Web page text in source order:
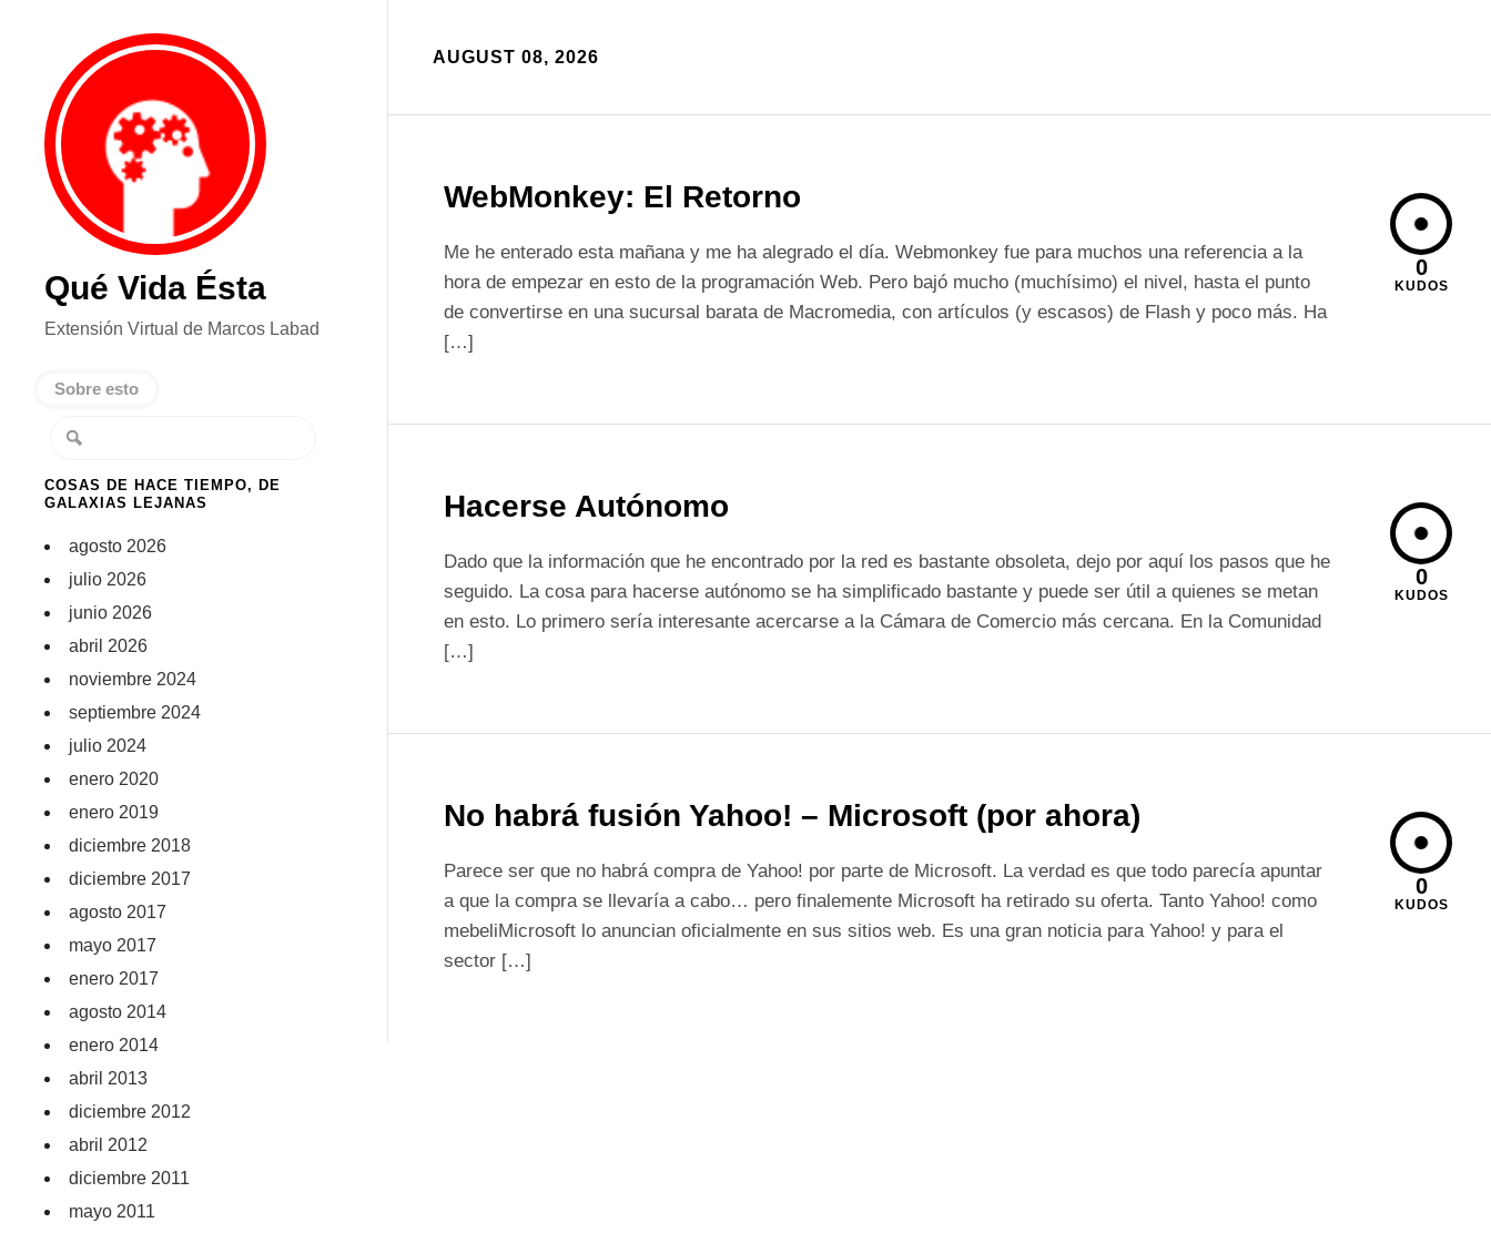
Qué Vida Ésta
Extensión Virtual de Marcos Labad
Sobre esto
COSAS DE HACE TIEMPO, DE
GALAXIAS LEJANAS
agosto 2026
julio 2026
junio 2026
abril 2026
noviembre 2024
septiembre 2024
julio 2024
enero 2020
enero 2019
diciembre 2018
diciembre 2017
agosto 2017
mayo 2017
enero 2017
agosto 2014
enero 2014
abril 2013
diciembre 2012
abril 2012
diciembre 2011
mayo 2011
AUGUST 08, 2026
WebMonkey: El Retorno
Me he enterado esta mañana y me ha alegrado el día. Webmonkey fue para muchos una referencia a la
hora de empezar en esto de la programación Web. Pero bajó mucho (muchísimo) el nivel, hasta el punto
de convertirse en una sucursal barata de Macromedia, con artículos (y escasos) de Flash y poco más. Ha
[…]
0
KUDOS
Hacerse Autónomo
Dado que la información que he encontrado por la red es bastante obsoleta, dejo por aquí los pasos que he
seguido. La cosa para hacerse autónomo se ha simplificado bastante y puede ser útil a quienes se metan
en esto. Lo primero sería interesante acercarse a la Cámara de Comercio más cercana. En la Comunidad
[…]
0
KUDOS
No habrá fusión Yahoo! – Microsoft (por ahora)
Parece ser que no habrá compra de Yahoo! por parte de Microsoft. La verdad es que todo parecía apuntar
a que la compra se llevaría a cabo… pero finalemente Microsoft ha retirado su oferta. Tanto Yahoo! como
mebeliMicrosoft lo anuncian oficialmente en sus sitios web. Es una gran noticia para Yahoo! y para el
sector […]
0
KUDOS